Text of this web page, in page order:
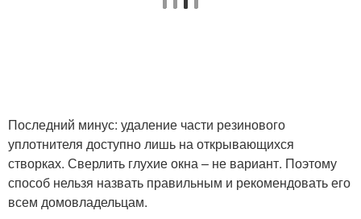
Последний минус: удаление части резинового
уплотнителя доступно лишь на открывающихся
створках. Сверлить глухие окна – не вариант. Поэтому
способ нельзя назвать правильным и рекомендовать его
всем домовладельцам.